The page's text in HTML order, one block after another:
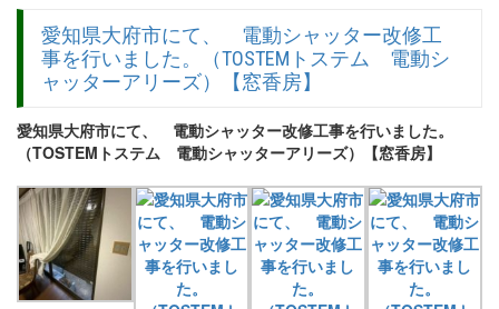
愛知県大府市にて、 電動シャッター改修工
事を行いました。（TOSTEMトステム 電動シ
ャッターアリーズ）【窓香房】
愛知県大府市にて、 電動シャッター改修工事を行いました。
（TOSTEMトステム 電動シャッターアリーズ）【窓香房】